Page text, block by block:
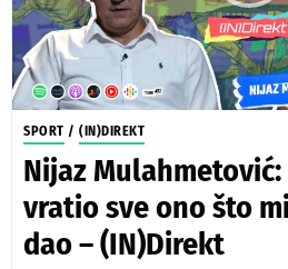
SPORT / (IN)DIREKT
Nijaz
vratio sve ono što
dao – (IN)Direkt